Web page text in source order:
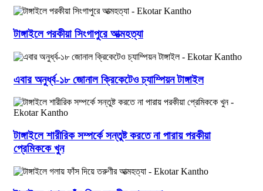
টাঙ্গাইলে পরকীয়া সিংগাপুরে আত্মহত্যা
এবার অনুর্ধ্ব-১৮ জোনাল ক্রিকেটেও চ্যাম্পিয়ন টাঙ্গাইল
টাঙ্গাইলে শারীরিক সম্পর্কে সন্তুষ্ট করতে না পারায় পরকীয়া
প্রেমিককে খুন